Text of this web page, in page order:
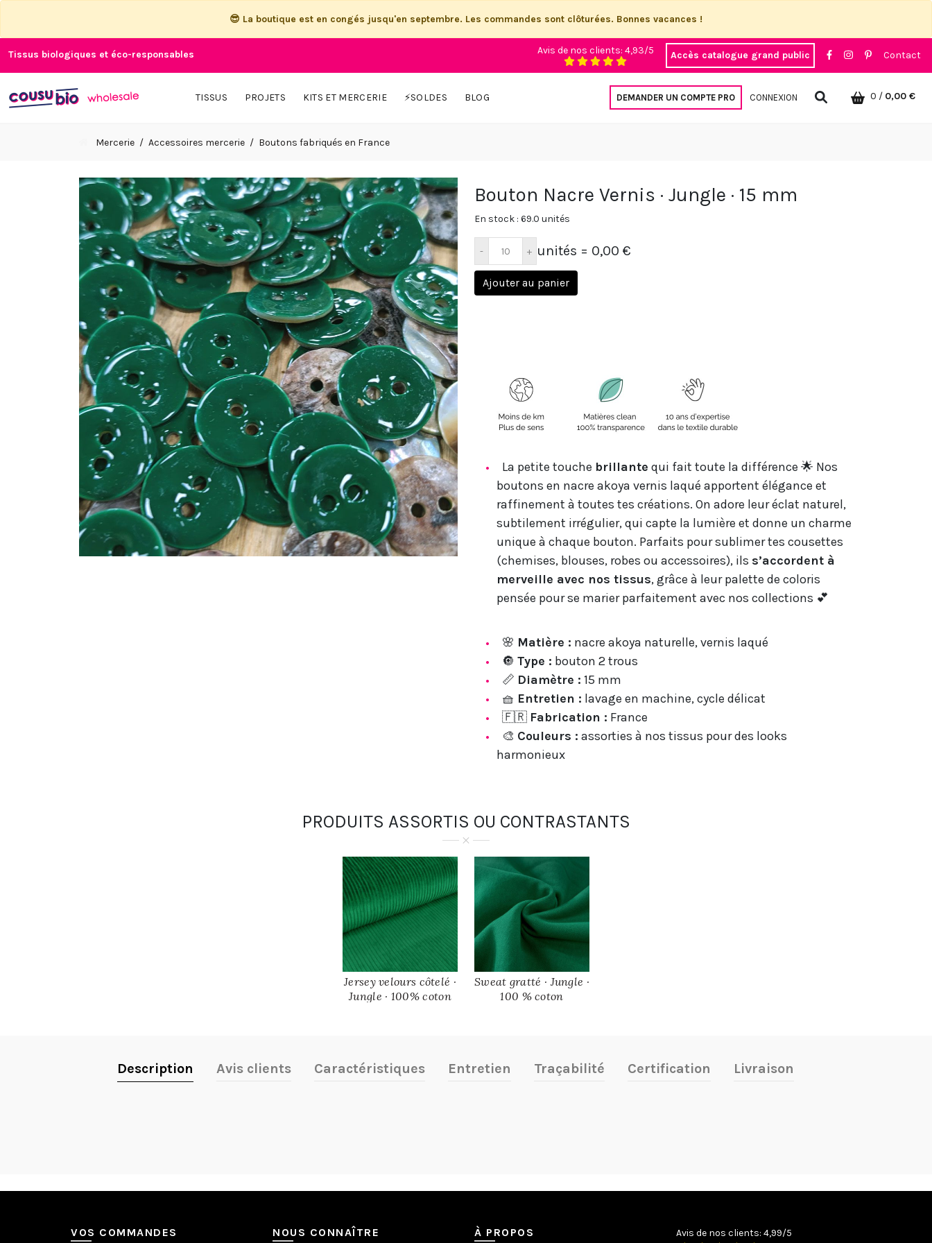
😎 La boutique est en congés jusqu'en septembre. Les commandes sont clôturées. Bonnes vacances !
Tissus biologiques et éco-responsables Avis de nos clients: 4,93/5 Accès catalogue grand public Contact
TISSUS PROJETS KITS ET MERCERIE ⚡SOLDES BLOG DEMANDER UN COMPTE PRO CONNEXION 0 / 0,00 €
Mercerie Accessoires mercerie Boutons fabriqués en France
Bouton Nacre Vernis · Jungle · 15 mm
En stock : 69.0 unités
unités = 0,00 €
Ajouter au panier
La petite touche brillante qui fait toute la différence 🌟 Nos
boutons en nacre akoya vernis laqué apportent élégance et
raffinement à toutes tes créations. On adore leur éclat naturel,
subtilement irrégulier, qui capte la lumière et donne un charme
unique à chaque bouton. Parfaits pour sublimer tes cousettes
(chemises, blouses, robes ou accessoires), ils s’accordent à
merveille avec nos tissus, grâce à leur palette de coloris
pensée pour se marier parfaitement avec nos collections 💕
🌸 Matière : nacre akoya naturelle, vernis laqué
🔘 Type : bouton 2 trous
📏 Diamètre : 15 mm
🧺 Entretien : lavage en machine, cycle délicat
🇫🇷 Fabrication : France
🎨 Couleurs : assorties à nos tissus pour des looks
harmonieux
PRODUITS ASSORTIS OU CONTRASTANTS
Jersey velours côtelé ·
Jungle · 100% coton
Sweat gratté · Jungle ·
100 % coton
Description Avis clients Caractéristiques Entretien Traçabilité Certification Livraison
VOS COMMANDES NOUS CONNAÎTRE À PROPOS Avis de nos clients: 4,99/5